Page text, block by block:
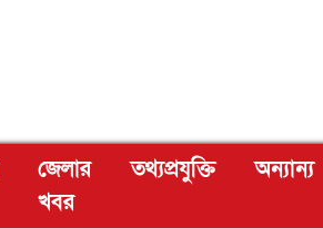
জেলার
খবর
তথ্যপ্রযুক্তি অন্যান্য